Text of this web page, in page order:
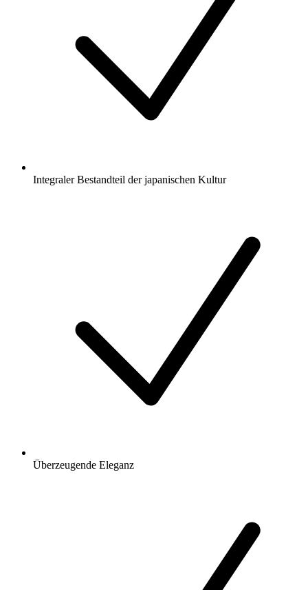
Integraler Bestandteil der japanischen Kultur
Überzeugende Eleganz